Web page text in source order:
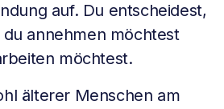
auf. Du entscheidest,
annehmen möchtest
möchtest.
älterer Menschen am